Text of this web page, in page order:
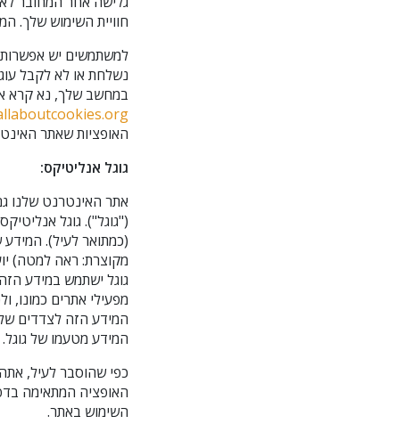
חוויית השימוש שלך.
למשתמשים יש אפשרות
נשלחת או לא לקבל
במחשב שלך, נא קרא
האופציות שאתר
גוגל אנליטיקס:
אתר האינטרנט שלנו
("גוגל"). גוגל
מקוצרת: ראה למטה)
גוגל ישתמש במידע
מפעילי אתרים כמונו,
המידע הזה לצדדים
המידע מטעמו של גוגל.
כפי שהוסבר לעיל, אתה
האופציה המתאימה
השימוש באתר.